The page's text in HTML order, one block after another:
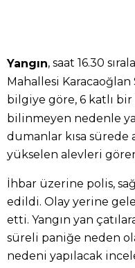
Yangın, saat 16.30
Mahallesi
bilgiye göre, 6 katlı bir
bilinmeyen nedenle
dumanlar kısa sürede
yükselen alevleri
İhbar üzerine polis,
edildi. Olay yerine
etti. Yangın yan
süreli paniğe neden
nedeni yapılacak